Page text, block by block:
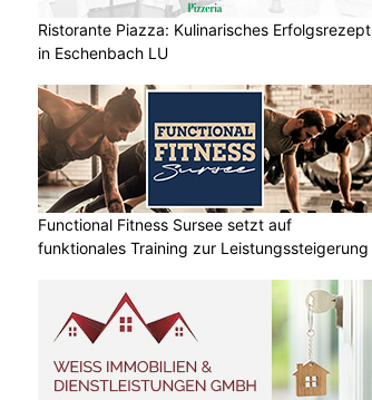
Ristorante Piazza: Kulinarisches Erfolgsrezept
in Eschenbach LU
Functional Fitness Sursee setzt auf
funktionales Training zur Leistungssteigerung